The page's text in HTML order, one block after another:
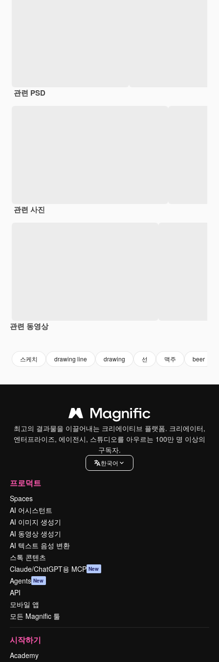
관련 PSD
관련 사진
관련 동영상
스케치 drawing line drawing 선 맥주 beer
최고의 결과물을 이끌어내는 크리에이티브 플랫폼. 크리에이터,
엔터프라이즈, 에이전시, 스튜디오를 아우르는 100만 명 이상의
구독자.
한국어
프로덕트
Spaces
AI 어시스턴트
AI 이미지 생성기
AI 동영상 생성기
AI 텍스트 음성 변환
스톡 콘텐츠
Claude/ChatGPT용 MCP New
Agents New
API
모바일 앱
모든 Magnific 툴
시작하기
Academy